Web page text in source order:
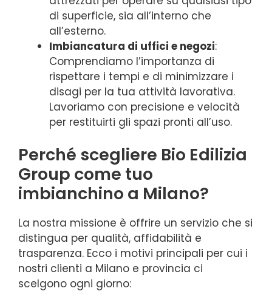
di superficie, sia all’interno che
all’esterno.
Imbiancatura di uffici e negozi:
Comprendiamo l’importanza di
rispettare i tempi e di minimizzare i
disagi per la tua attività lavorativa.
Lavoriamo con precisione e velocità
per restituirti gli spazi pronti all’uso.
Perché scegliere Bio Edilizia
Group come tuo
imbianchino a Milano?
La nostra missione è offrire un servizio che si
distingua per qualità, affidabilità e
trasparenza. Ecco i motivi principali per cui i
nostri clienti a Milano e provincia ci
scelgono ogni giorno: